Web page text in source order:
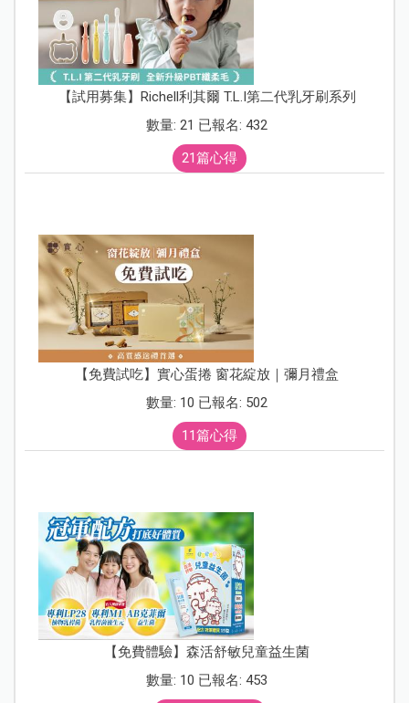
【試用募集】Richell利其爾 T.L.I第二代乳牙刷系列
數量: 21 已報名: 432
21篇心得
【免費試吃】實心蛋捲 窗花綻放｜彌月禮盒
數量: 10 已報名: 502
11篇心得
【免費體驗】森活舒敏兒童益生菌
數量: 10 已報名: 453